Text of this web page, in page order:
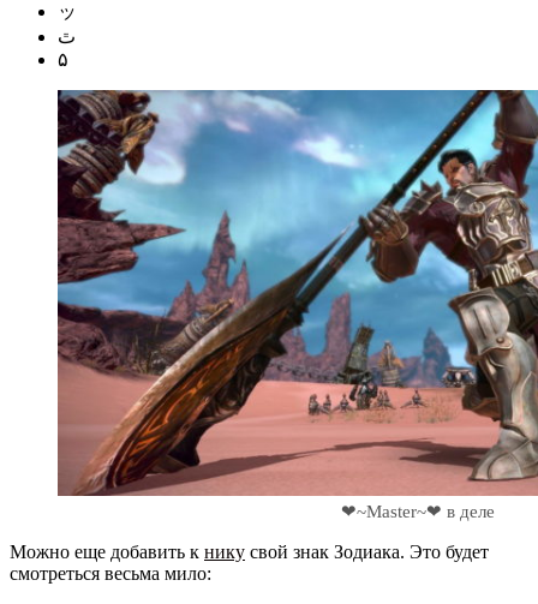
ッ
ﭢ
۵
❤~Master~❤ в деле
Можно еще добавить к нику свой знак Зодиака. Это будет
смотреться весьма мило: